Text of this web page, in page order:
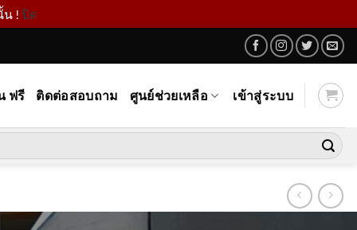
น !ปิด
ฟรี ติดต่อสอบถาม ศูนย์ช่วยเหลือ เข้าสู่ระบบ